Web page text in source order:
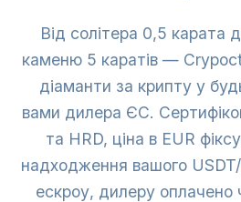
Від солітера 0,5 карата
каменю 5 каратів —
діаманти за крипту у
вами дилера ЄС.
та HRD, ціна в EUR
надходження вашого
ескроу, дилеру оплачено